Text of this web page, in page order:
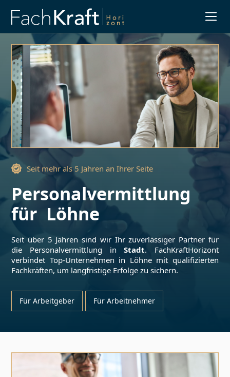
Seit mehr als 5 Jahren an Ihrer Seite
Personalvermittlung
für Löhne
Seit über 5 Jahren sind wir Ihr zuverlässiger Partner für
die Personalvermittlung inStadt. FachKraftHorizont
verbindet Top-Unternehmen in Löhnemit qualifizierten
Fachkräften, um langfristige Erfolge zu sichern.
Für Arbeitgeber Für Arbeitnehmer
Slide 3 of 3.